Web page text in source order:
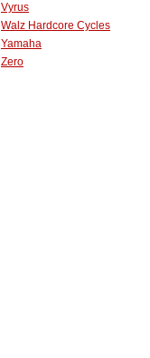
Vyrus
Walz Hardcore Cycles
Yamaha
Zero